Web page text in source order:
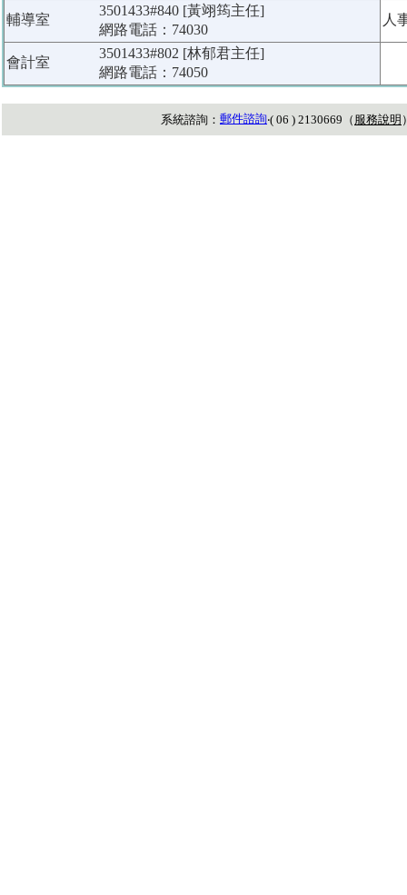
輔導室
3501433#840 [黃翊筠主任]
網路電話：74030
人
會計室
3501433#802 [林郁君主任]
網路電話：74050
系統諮詢： 郵件諮詢‧( 06 ) 2130669（ 服務說明